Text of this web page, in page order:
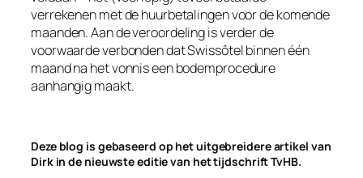
verrekenen met de huurbetalingen voor de komende
maanden. Aan de veroordeling is verder de
voorwaarde verbonden dat Swissôtel binnen één
maand na het vonnis een bodemprocedure
aanhangig maakt.
Deze blog is gebaseerd op het uitgebreidere artikel van
Dirk in de nieuwste editie van het tijdschrift TvHB.